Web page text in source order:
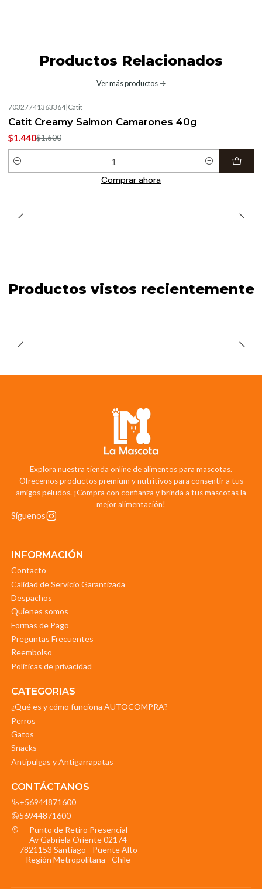
Productos Relacionados
Ver más productos
70327741363364|Catit
Catit Creamy Salmon Camarones 40g
$1.440$1.600
Cantidad
Comprar ahora
Productos vistos recientemente
Explora nuestra tienda online de alimentos para mascotas.
Ofrecemos productos premium y nutritivos para consentir a tus
amigos peludos. ¡Compra con confianza y brinda a tus mascotas la
mejor alimentación!
Síguenos
INFORMACIÓN
Contacto
Calidad de Servicio Garantizada
Despachos
Quienes somos
Formas de Pago
Preguntas Frecuentes
Reembolso
Politicas de privacidad
CATEGORIAS
¿Qué es y cómo funciona AUTOCOMPRA?
Perros
Gatos
Snacks
Antipulgas y Antigarrapatas
CONTÁCTANOS
+56944871600
56944871600
Punto de Retiro Presencial
Av Gabriela Oriente 02174
7821153 Santiago - Puente Alto
Región Metropolitana - Chile